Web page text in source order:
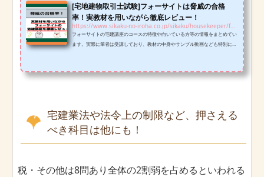
[宅地建物取引士試験]フォーサイトは脅威の合格
率！実教材を用いながら徹底レビュー！
https://www.sikaku-no-iroha.co.jp/sikaku/housekeeper/foresight-hk
フォーサイトの宅建講座のコースの特徴や向いている方等の情報をまとめてい
ます。実際に筆者は受講しており、教材の中身やサンプル動画なども特別に載
宅建業法や法令上の制限など、押さえる
べき科目は他にも！
税・その他は8問あり全体の2割弱を占めるといわれる